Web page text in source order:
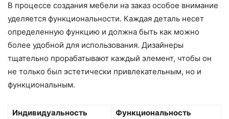
В процессе создания мебели на заказ особое внимание
уделяется функциональности. Каждая деталь несет
определенную функцию и должна быть как можно
более удобной для использования. Дизайнеры
тщательно прорабатывают каждый элемент, чтобы он
не только был эстетически привлекательным, но и
функциональным.
Индивидуальность
Функциональность